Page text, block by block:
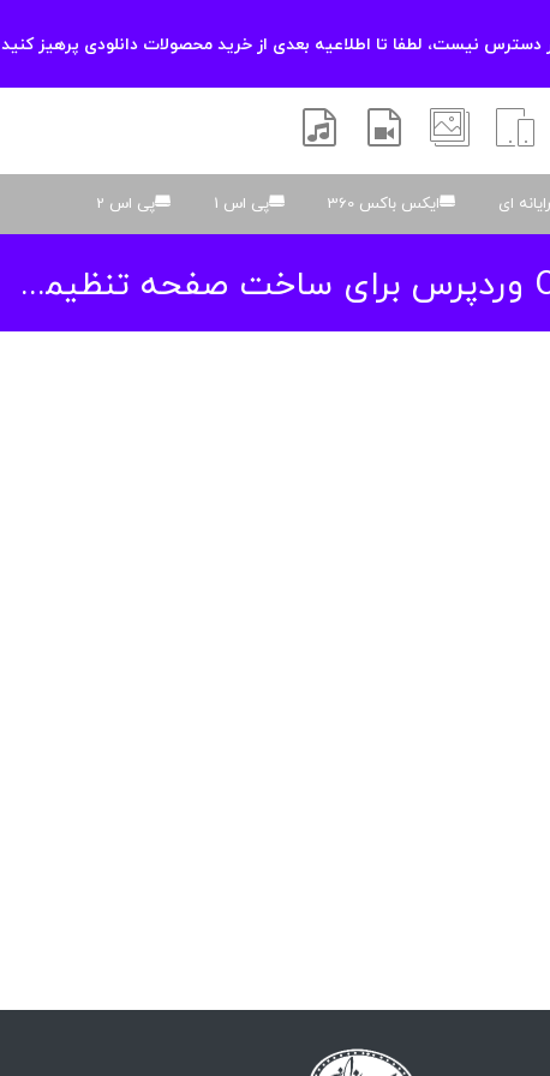
نیست، لطفا تا اطلاعیه بعدی از خرید محصولات دانلودی پرهیز کنید
اسکریپت والپیپر افتر افکتسموسیقی و صدا
ای ایکس باکس 360 پی اس 1 پی اس 2